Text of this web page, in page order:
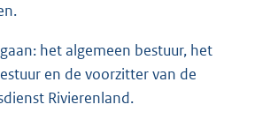
het algemeen bestuur, het
en de voorzitter van de
Rivierenland.